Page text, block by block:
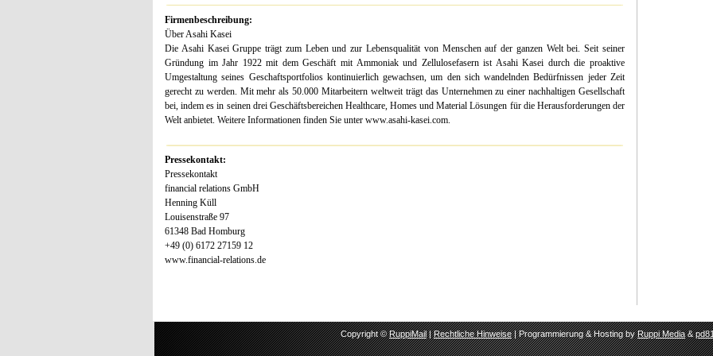
Firmenbeschreibung:
Über Asahi Kasei
Die Asahi Kasei Gruppe trägt zum Leben und zur Lebensqualität von Menschen auf der ganzen Welt bei. Seit seiner
Gründung im Jahr 1922 mit dem Geschäft mit Ammoniak und Zellulosefasern ist Asahi Kasei durch die proaktive
Umgestaltung seines Geschaftsportfolios kontinuierlich gewachsen, um den sich wandelnden Bedürfnissen jeder Zeit
gerecht zu werden. Mit mehr als 50.000 Mitarbeitern weltweit trägt das Unternehmen zu einer nachhaltigen Gesellschaft
bei, indem es in seinen drei Geschäftsbereichen Healthcare, Homes und Material Lösungen für die Herausforderungen der
Welt anbietet. Weitere Informationen finden Sie unter www.asahi-kasei.com.
Pressekontakt:
Pressekontakt
financial relations GmbH
Henning Küll
Louisenstraße 97
61348 Bad Homburg
+49 (0) 6172 27159 12
www.financial-relations.de
Copyright ©RuppiMail|Rechtliche Hinweise| Programmierung & Hosting byRuppi Media&